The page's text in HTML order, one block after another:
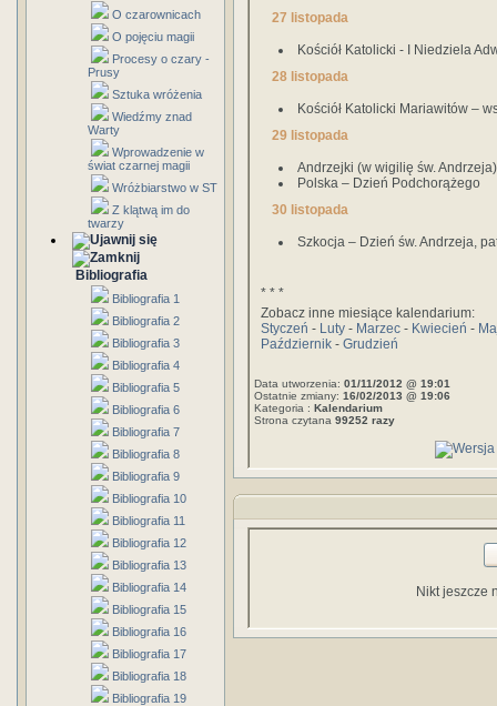
O czarownicach
O pojęciu magii
Procesy o czary -
Prusy
Sztuka wróżenia
Wiedźmy znad
Warty
Wprowadzenie w
świat czarnej magii
Wróżbiarstwo w ST
Z klątwą im do
twarzy
Bibliografia
Bibliografia 1
Bibliografia 2
Bibliografia 3
Bibliografia 4
Bibliografia 5
Bibliografia 6
Bibliografia 7
Bibliografia 8
Bibliografia 9
Bibliografia 10
Bibliografia 11
Bibliografia 12
Bibliografia 13
Bibliografia 14
Bibliografia 15
Bibliografia 16
Bibliografia 17
Bibliografia 18
Bibliografia 19
27 listopada
Kościół Katolicki - I Niedziela
28 listopada
Kościół Katolicki Mariawitów –
29 listopada
Andrzejki (w wigilię św. Andrzeja)
Polska – Dzień Podchorążego
30 listopada
Szkocja – Dzień św. Andrzeja,
* * *
Zobacz inne miesiące kalendarium:
Styczeń - Luty - Marzec - Kwiecień -
Październik - Grudzień
Data utworzenia: 01/11/2012 @ 19:01
Ostatnie zmiany: 16/02/2013 @ 19:06
Kategoria : Kalendarium
Strona czytana 99252 razy
Nikt jeszcze